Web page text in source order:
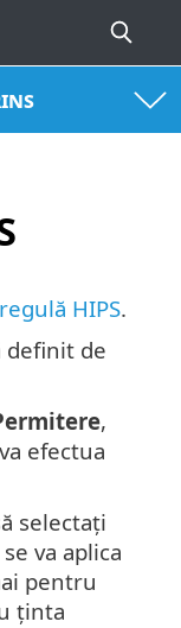
HIPS.
definit de
,
efectua
selectați
va aplica
pentru
ținta